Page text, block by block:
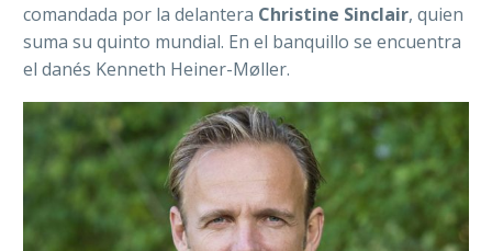
comandada por la delantera Christine Sinclair, quien
suma su quinto mundial. En el banquillo se encuentra
el danés Kenneth Heiner-Møller.